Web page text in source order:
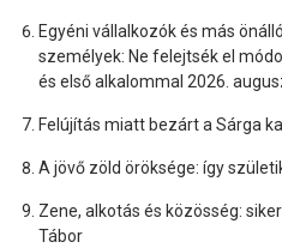
Egyéni vállalkozók és más
személyek: Ne felejtsék el
és első alkalommal 2026.
Felújítás miatt bezárt a Sárga
A jövő zöld öröksége: így
Zene, alkotás és közösség:
Tábor